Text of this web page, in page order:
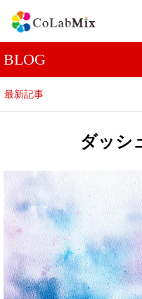
BLOG
最新記事
ダッシ